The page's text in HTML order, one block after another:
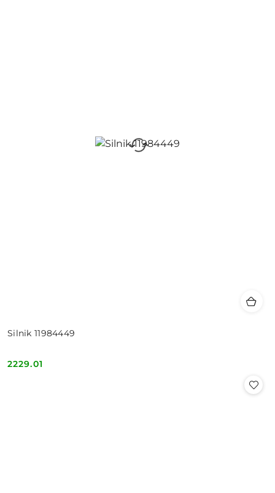
Silnik 11984449
Cena:
2229.01